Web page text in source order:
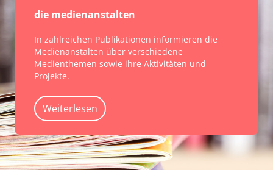
die medienanstalten
In zahlreichen Publikationen informieren die
Medienanstalten über verschiedene
Medienthemen sowie ihre Aktivitäten und
Projekte.
Weiterlesen